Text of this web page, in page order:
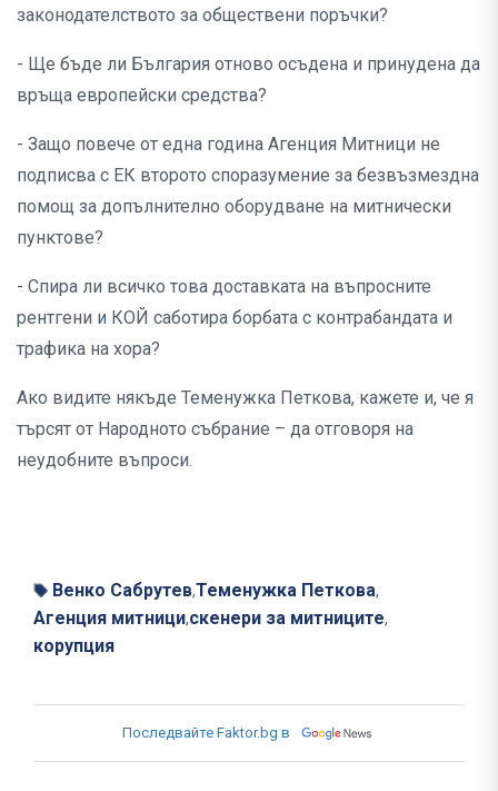
законодателството за обществени поръчки?
- Ще бъде ли България отново осъдена и принудена да
връща европейски средства?
- Защо повече от една година Агенция Митници не
подписва с ЕК второто споразумение за безвъзмездна
помощ за допълнително оборудване на митнически
пунктове?
- Спира ли всичко това доставката на въпросните
рентгени и КОЙ саботира борбата с контрабандата и
трафика на хора?
Ако видите някъде Теменужка Петкова, кажете и, че я
търсят от Народното събрание – да отговоря на
неудобните въпроси.
Венко Сабрутев,Теменужка Петкова,
Агенция митници,скенери за митниците,
корупция
Последвайте Faktor.bg в